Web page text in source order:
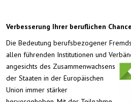
Verbesserung Ihrer beruflichen
Die Bedeutung berufsbezogener
allen führenden Institutionen und
angesichts des Zusammenwachsens
der Staaten in der Europäischen
Union immer stärker